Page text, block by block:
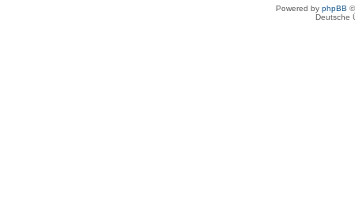
Powered by phpBB
Deutsche